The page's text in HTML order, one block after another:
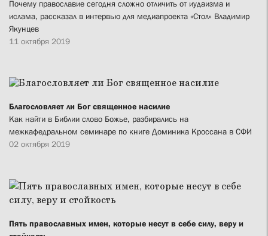
Почему православие сегодня сложно отличить от иудаизма и
ислама, рассказал в интервью для медиапроекта «Стол» Владимир
Якунцев
11 октября 2019
Благословляет ли Бог священное насилие
Как найти в Библии слово Божье, разбирались на
межкафедральном семинаре по книге Доминика Кроссана в СФИ
02 октября 2019
Пять православных имен, которые несут в себе силу, веру и